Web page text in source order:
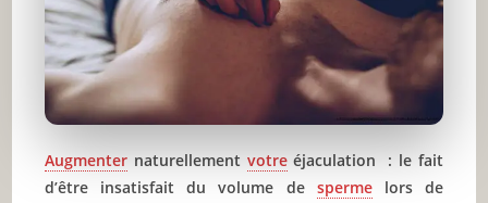
Augmenter naturellement votreéjaculation : le fait
d’être insatisfait du volume de spermelors de